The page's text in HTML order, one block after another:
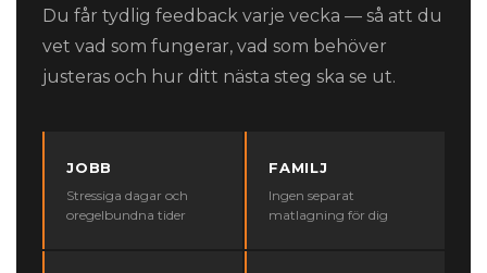
Du får tydlig feedback varje vecka — så att du
vet vad som fungerar, vad som behöver
justeras och hur ditt nästa steg ska se ut.
JOBB
Stressiga dagar och
oregelbundna tider
FAMILJ
Ingen separat
matlagning för dig